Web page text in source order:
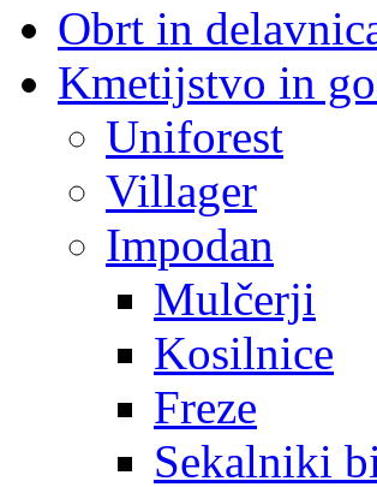
Obrt in
Kmetijstvo in
Uniforest
Villager
Impodan
Mulčerji
Kosilnice
Freze
Sekalniki